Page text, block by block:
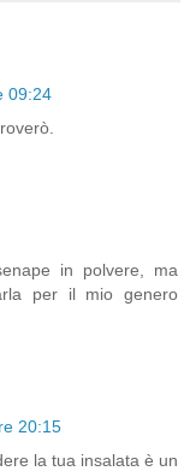
09:24
in polvere, ma
per il mio genero
20:15
la tua insalata è un